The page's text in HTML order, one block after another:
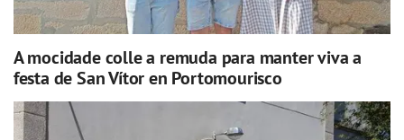
A mocidade colle a remuda para manter viva a
festa de San Vítor en Portomourisco